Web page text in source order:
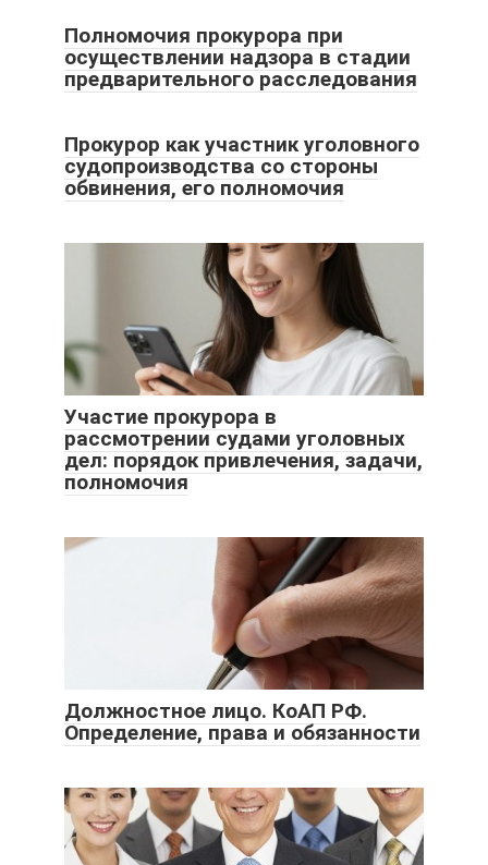
Полномочия прокурора при
осуществлении надзора в стадии
предварительного расследования
Прокурор как участник уголовного
судопроизводства со стороны
обвинения, его полномочия
Участие прокурора в
рассмотрении судами уголовных
дел: порядок привлечения, задачи,
полномочия
Должностное лицо. КоАП РФ.
Определение, права и обязанности